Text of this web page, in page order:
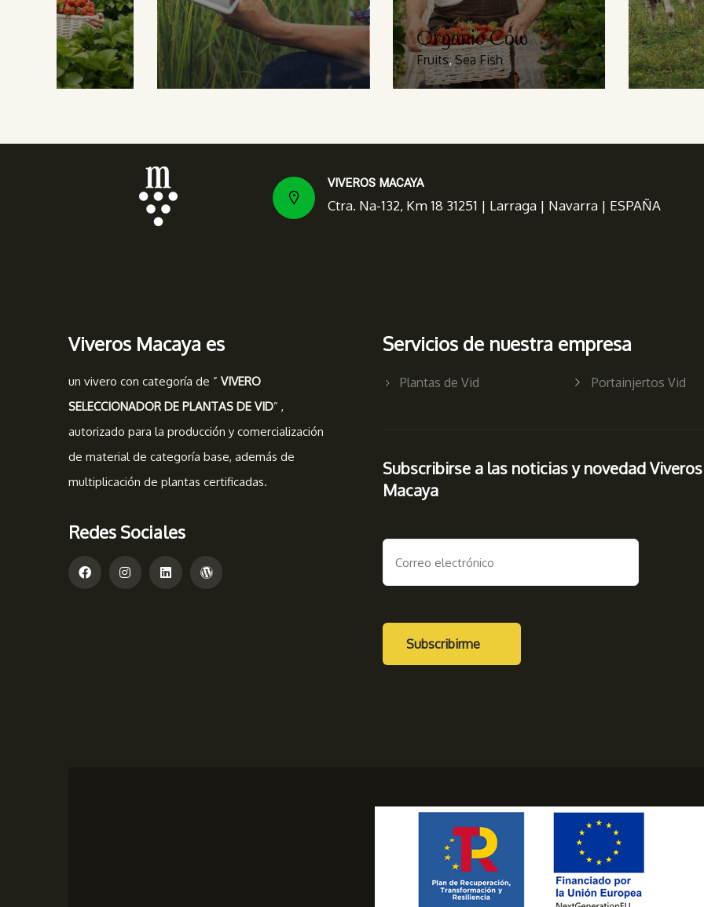
Organic Grap
Fruits Sea Fish
Organic Cow
Fruits ,Sea Fish Golder Wheat
Milk & Meats Sea Fish
VIVEROS MACAYA
Ctra. Na-132, Km 18 31251 | Larraga | Navarra | ESPAÑA
Viveros Macaya es
un vivero con categoría de ” VIVERO
SELECCIONADOR DE PLANTAS DE VID” ,
autorizado para la producción y comercialización
de material de categoría base, además de
multiplicación de plantas certificadas.
Redes Sociales
Servicios de nuestra empresa
Plantas de Vid Portainjertos Vid
Subscribirse a las noticias y novedad Viveros
Macaya